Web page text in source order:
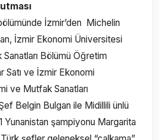
İzmir’den Michelin
İzmir Ekonomi Üniversitesi
Bölümü Öğretim
Satı ve İzmir Ekonomi
ve Mutfak Sanatları
Belgin Bulgan ile Midillili ünlü
şampiyonu Margarita